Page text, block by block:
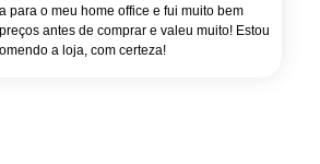
para o meu home office e fui muito bem
antes de comprar e valeu muito! Estou
a loja, com certeza!